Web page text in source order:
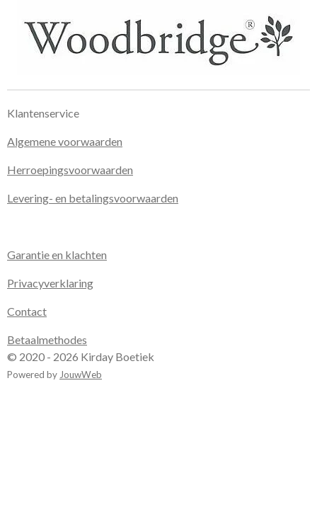
Klantenservice
Algemene voorwaarden
Herroepingsvoorwaarden
Levering- en betalingsvoorwaarden
Garantie en klachten
Privacyverklaring
Contact
Betaalmethodes
© 2020 - 2026 Kirday Boetiek
Powered by JouwWeb